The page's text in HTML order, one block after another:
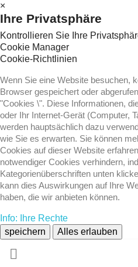
×
Ihre Privatsphäre
Kontrollieren Sie Ihre
Cookie Manager
Cookie-Richtlinien
Wenn Sie eine Website besuchen,
Browser gespeichert oder
"Cookies \". Diese Informationen,
oder Ihr Internet-Gerät (Computer,
werden hauptsächlich dazu
wie Sie es erwarten. Sie können
Cookies auf dieser Website
notwendiger Cookies verhindern,
Kategorienüberschriften unten
kann dies Auswirkungen auf Ihre
haben, die wir anbieten können.
Info: Ihre Rechte
speichern
Alles erlauben
